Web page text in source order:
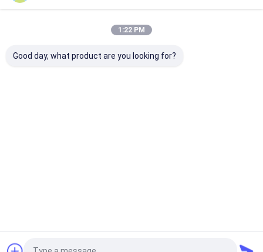
sayfa
ulaşın
Site
Site Haritası
Privacy Policy
Reserved.
1:22 PM
Good day, what product are you looking for?